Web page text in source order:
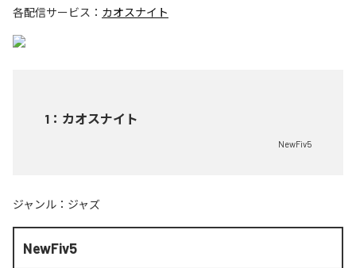
各配信サービス： カオスナイト
1 ： カオスナイト
NewFiv5
ジャンル： ジャズ
NewFiv5